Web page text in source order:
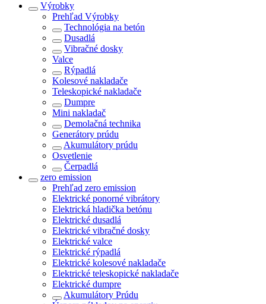
Výrobky
Prehľad Výrobky
Technológia na betón
Dusadlá
Vibračné dosky
Valce
Rýpadlá
Kolesové nakladače
Teleskopické nakladače
Dumpre
Mini nakladač
Demolačná technika
Generátory prúdu
Akumulátory prúdu
Osvetlenie
Čerpadlá
zero emission
Prehľad zero emission
Elektrické ponorné vibrátory
Elektrická hladička betónu
Elektrické dusadlá
Elektrické vibračné dosky
Elektrické valce
Elektrické rýpadlá
Elektrické kolesové nakladače
Elektrické teleskopické nakladače
Elektrické dumpre
Akumulátory Prúdu